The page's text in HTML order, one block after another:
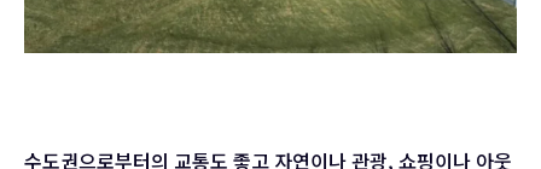
수도권으로부터의 교통도 좋고 자연이나 관광, 쇼핑이나 아웃